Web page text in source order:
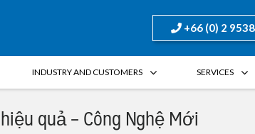
+66 (0) 2
INDUSTRY AND CUSTOMERS SERVICES
quả – Công Nghệ Mới